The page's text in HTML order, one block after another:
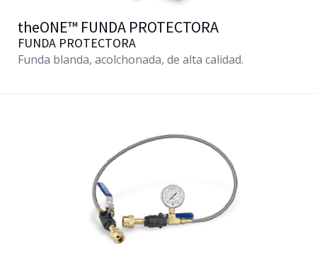
theONE™ FUNDA PROTECTORA
FUNDA PROTECTORA
Funda blanda, acolchonada, de alta calidad.